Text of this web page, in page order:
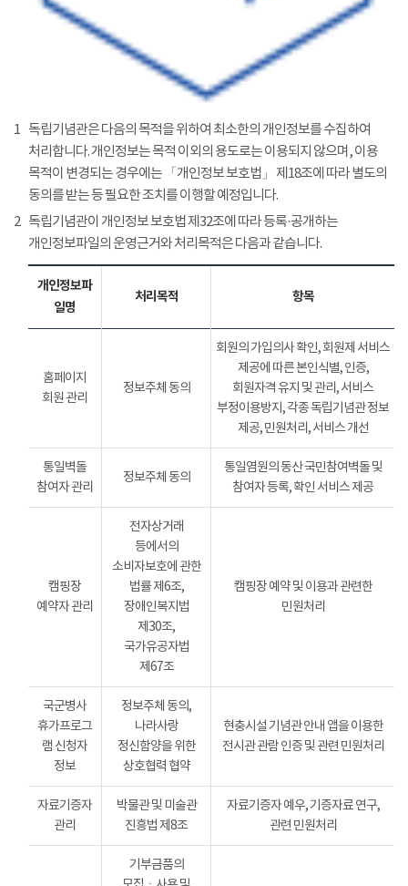
1 독립기념관은 다음의 목적을 위하여 최소한의 개인정보를 수집하여
처리합니다. 개인정보는 목적 이외의 용도로는 이용되지 않으며, 이용
목적이 변경되는 경우에는 「개인정보 보호법」 제18조에 따라 별도의
동의를 받는 등 필요한 조치를 이행할 예정입니다.
2 독립기념관이 개인정보 보호법 제32조에 따라 등록·공개하는
개인정보파일의 운영근거와 처리목적은 다음과 같습니다.
개인정보파
일명
처리목적 항목
홈페이지
회원 관리
정보주체 동의
회원의 가입의사 확인, 회원제 서비스
제공에 따른 본인식별, 인증,
회원자격 유지 및 관리, 서비스
부정이용방지, 각종 독립기념관 정보
제공, 민원처리, 서비스 개선
통일벽돌
참여자 관리
정보주체 동의
통일염원의 동산 국민참여벽돌 및
참여자 등록, 확인 서비스 제공
캠핑장
예약자 관리
전자상거래
등에서의
소비자보호에 관한
법률 제6조,
장애인복지법
제30조,
국가유공자법
제67조
캠핑장 예약 및 이용과 관련한
민원처리
국군병사
휴가프로그
램 신청자
정보
정보주체 동의,
나라사랑
정신함양을 위한
상호협력 협약
현충시설 기념관 안내 앱을 이용한
전시관 관람 인증 및 관련 민원처리
자료기증자
관리
박물관 및 미술관
진흥법 제8조
자료기증자 예우, 기증자료 연구,
관련 민원처리
기부금품의